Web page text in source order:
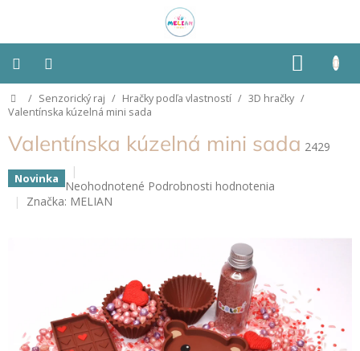
KOŠÍK
Montessori
Detská
izba
Senzorické
pomôcky
podľa
vlastností
Domov
/ Senzorický raj / Hračky podľa vlastností / 3D hračky /
Valentínska kúzelná mini sada
Valentínska kúzelná mini sada 2429
Novinka Priemerné
hodnotenie
hviezdičiek.
Neohodnotené Podrobnosti hodnotenia
Značka: MELIAN